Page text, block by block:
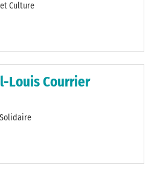
Culture
Louis Courrier